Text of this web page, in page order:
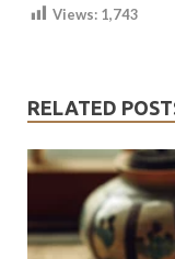
Views: 1,743
RELATED